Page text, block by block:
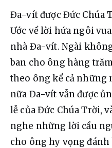
Đa-vít được Đức Chúa
Ước về lời hứa ngôi
nhà Đa-vít. Ngài
ban cho ông hàng
theo ông kể cả
nữa Đa-vít vẫn được
lễ của Đức Chúa Trời,
nghe những lời cầu
cho ông hy vọng